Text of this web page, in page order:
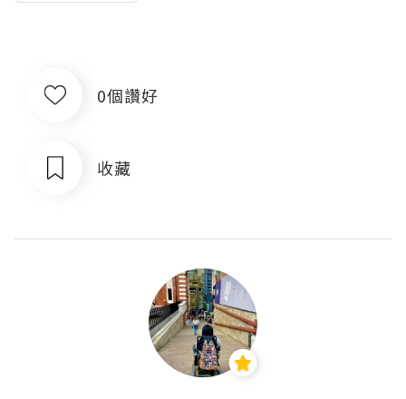
0個讚好
收藏